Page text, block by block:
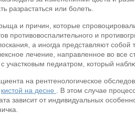
разрастаться или болеть.
и причин, которые
противовоспалительного и
а иногда представляют собой
лечение, направленное во все
участковым педиатром, который
на рентгенологическое
кистой на десне . В этом случае
зависит от индивидуальных